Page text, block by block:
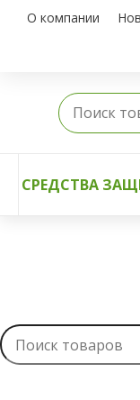
О компании
СРЕДСТВА